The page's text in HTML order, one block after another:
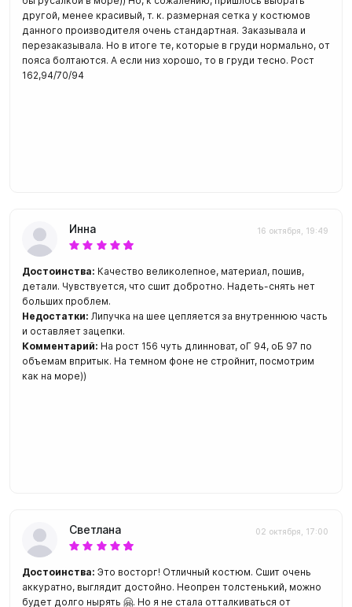
другой, менее красивый, т. к. размерная сетка у костюмов
данного производителя очень стандартная. Заказывала и
перезаказывала. Но в итоге те, которые в груди нормально, от
пояса болтаются. А если низ хорошо, то в груди тесно. Рост
162,94/70/94
Инна 16 октября, 19:49
Достоинства: Качество великолепное, материал, пошив,
детали. Чувствуется, что сшит добротно. Надеть-снять нет
больших проблем.
Недостатки: Липучка на шее цепляется за внутреннюю часть
и оставляет зацепки.
Комментарий: На рост 156 чуть длинноват, оГ 94, оБ 97 по
объемам впритык. На темном фоне не стройнит, посмотрим
как на море))
Светлана 02 октября, 17:00
Достоинства: Это восторг! Отличный костюм. Сшит очень
аккуратно, выглядит достойно. Неопрен толстенький, можно
будет долго нырять 🤗. Но я не стала отталкиваться от